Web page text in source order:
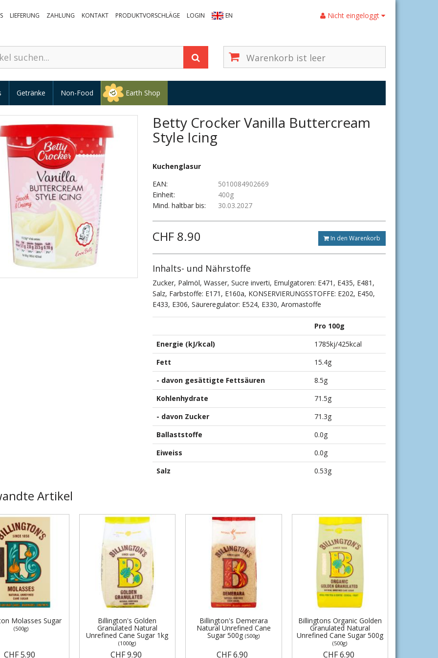
LIEFERUNG ZAHLUNG KONTAKT PRODUKTVORSCHLÄGE LOGIN EN Nicht eingeloggt
Warenkorb ist leer
Getränke Non-Food Earth Shop
Betty Crocker Vanilla Buttercream
Style Icing
Kuchenglasur
EAN:
5010084902669
Einheit:
400g
Mind. haltbar bis:
30.03.2027
CHF 8.90 In den Warenkorb
Inhalts- und Nährstoffe
Zucker, Palmöl, Wasser, Sucre inverti, Emulgatoren: E471, E435, E481,
Salz, Farbstoffe: E171, E160a, KONSERVIERUNGSSTOFFE: E202, E450,
E433, E306, Säureregulator: E524, E330, Aromastoffe
Pro 100g
Energie (kJ/kcal)
1785kj/425kcal
Fett
15.4g
- davon gesättigte Fettsäuren
8.5g
Kohlenhydrate
71.5g
- davon Zucker
71.3g
Ballaststoffe
0.0g
Eiweiss
0.0g
Salz
0.53g
Artikel
Molasses Sugar
(500g)
CHF 5.90
Billington's Golden
Granulated Natural
Unrefined Cane Sugar 1kg
(1000g)
CHF 9.90
Billington's Demerara
Natural Unrefined Cane
Sugar 500g(500g)
CHF 6.90
Billingtons Organic Golden
Granulated Natural
Unrefined Cane Sugar 500g
(500g)
CHF 6.90